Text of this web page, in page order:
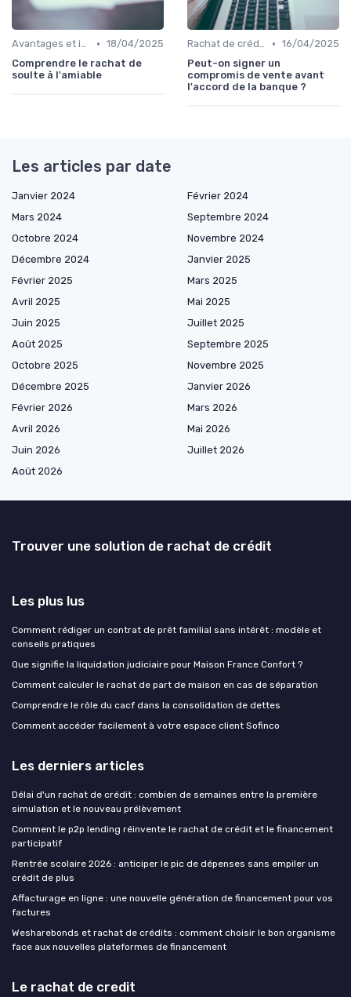
Avantages et inconvénients • 18/04/2025
Comprendre le rachat de
soulte à l'amiable
Rachat de crédit immobilier • 16/04/2025
Peut-on signer un
compromis de vente avant
l'accord de la banque ?
Les articles par date
Janvier 2024
Février 2024
Mars 2024
Septembre 2024
Octobre 2024
Novembre 2024
Décembre 2024
Janvier 2025
Février 2025
Mars 2025
Avril 2025
Mai 2025
Juin 2025
Juillet 2025
Août 2025
Septembre 2025
Octobre 2025
Novembre 2025
Décembre 2025
Janvier 2026
Février 2026
Mars 2026
Avril 2026
Mai 2026
Juin 2026
Juillet 2026
Août 2026
Trouver une solution de rachat de crédit
Les plus lus
Comment rédiger un contrat de prêt familial sans intérêt : modèle et
conseils pratiques
Que signifie la liquidation judiciaire pour Maison France Confort ?
Comment calculer le rachat de part de maison en cas de séparation
Comprendre le rôle du cacf dans la consolidation de dettes
Comment accéder facilement à votre espace client Sofinco
Les derniers articles
Délai d'un rachat de crédit : combien de semaines entre la première
simulation et le nouveau prélèvement
Comment le p2p lending réinvente le rachat de crédit et le financement
participatif
Rentrée scolaire 2026 : anticiper le pic de dépenses sans empiler un
crédit de plus
Affacturage en ligne : une nouvelle génération de financement pour vos
factures
Wesharebonds et rachat de crédits : comment choisir le bon organisme
face aux nouvelles plateformes de financement
Le rachat de credit